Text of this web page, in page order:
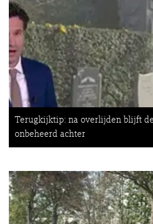
Terugkijktip: na overlijden blijft
onbeheerd achter